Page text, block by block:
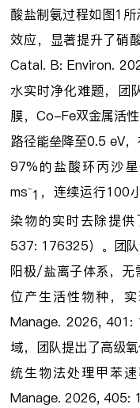
酸盐制氨过程如图1
效应，显著提升了硝
Catal. B: Environ.
水实时净化难题，团
膜，Co-Fe双金属活
路径能垒降至0.5 eV
97%的盐酸环丙沙
ms⁻1 ，连续运行100
染物的实时去除提
537: 176325）。团
阳极/盐离子体系，无
位产生活性物种，
Manage. 2026, 401:
域，团队提出了高级
统生物法处理甲苯
Manage. 2026, 405: